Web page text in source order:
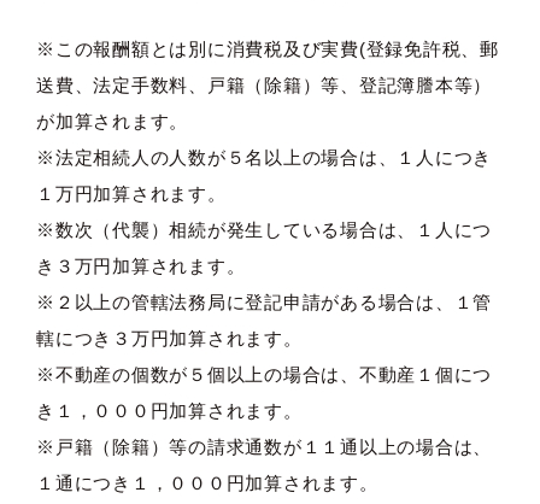
※この報酬額とは別に消費税及び実費(登録免許税、郵
送費、法定手数料、戸籍（除籍）等、登記簿謄本等）
が加算されます。
※法定相続人の人数が５名以上の場合は、１人につき
１万円加算されます。
※数次（代襲）相続が発生している場合は、１人につ
き３万円加算されます。
※２以上の管轄法務局に登記申請がある場合は、１管
轄につき３万円加算されます。
※不動産の個数が５個以上の場合は、不動産１個につ
き１，０００円加算されます。
※戸籍（除籍）等の請求通数が１１通以上の場合は、
１通につき１，０００円加算されます。